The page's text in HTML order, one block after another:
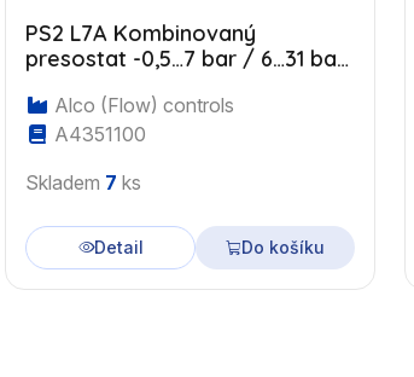
PS2 L7A Kombinovaný
presostat -0,5…7 bar / 6…31 bar,
Alco (Flow) controls
A4351100
Skladem 7 ks
Detail Do košíku